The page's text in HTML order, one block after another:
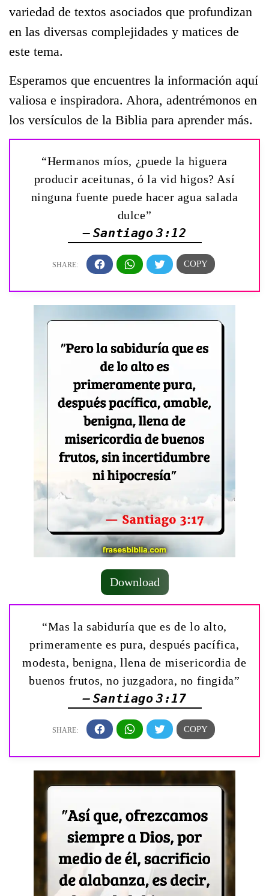
variedad de textos asociados que profundizan
en las diversas complejidades y matices de
este tema.
Esperamos que encuentres la información aquí
valiosa e inspiradora. Ahora, adentrémonos en
los versículos de la Biblia para aprender más.
“Hermanos míos, ¿puede la higuera
producir aceitunas, ó la vid higos? Así
ninguna fuente puede hacer agua salada
dulce”
— Santiago 3:12
Download
“Mas la sabiduría que es de lo alto,
primeramente es pura, después pacífica,
modesta, benigna, llena de misericordia de
buenos frutos, no juzgadora, no fingida”
— Santiago 3:17